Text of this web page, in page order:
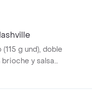
g und), doble
brioche y salsa